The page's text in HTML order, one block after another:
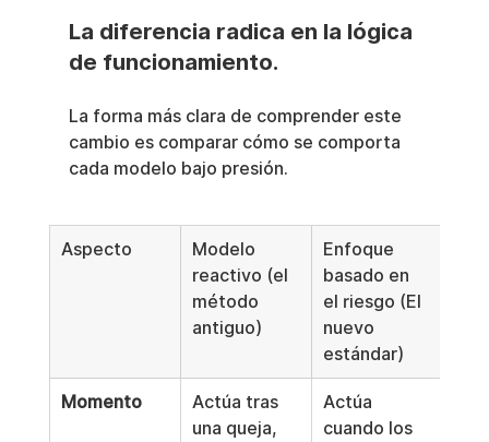
La diferencia radica en la lógica
de funcionamiento.
La forma más clara de comprender este
cambio es comparar cómo se comporta
cada modelo bajo presión.
Aspecto
Modelo
reactivo (el
método
antiguo)
Enfoque
basado en
el riesgo (El
nuevo
estándar)
Momento
Actúa tras
una queja,
Actúa
cuando los